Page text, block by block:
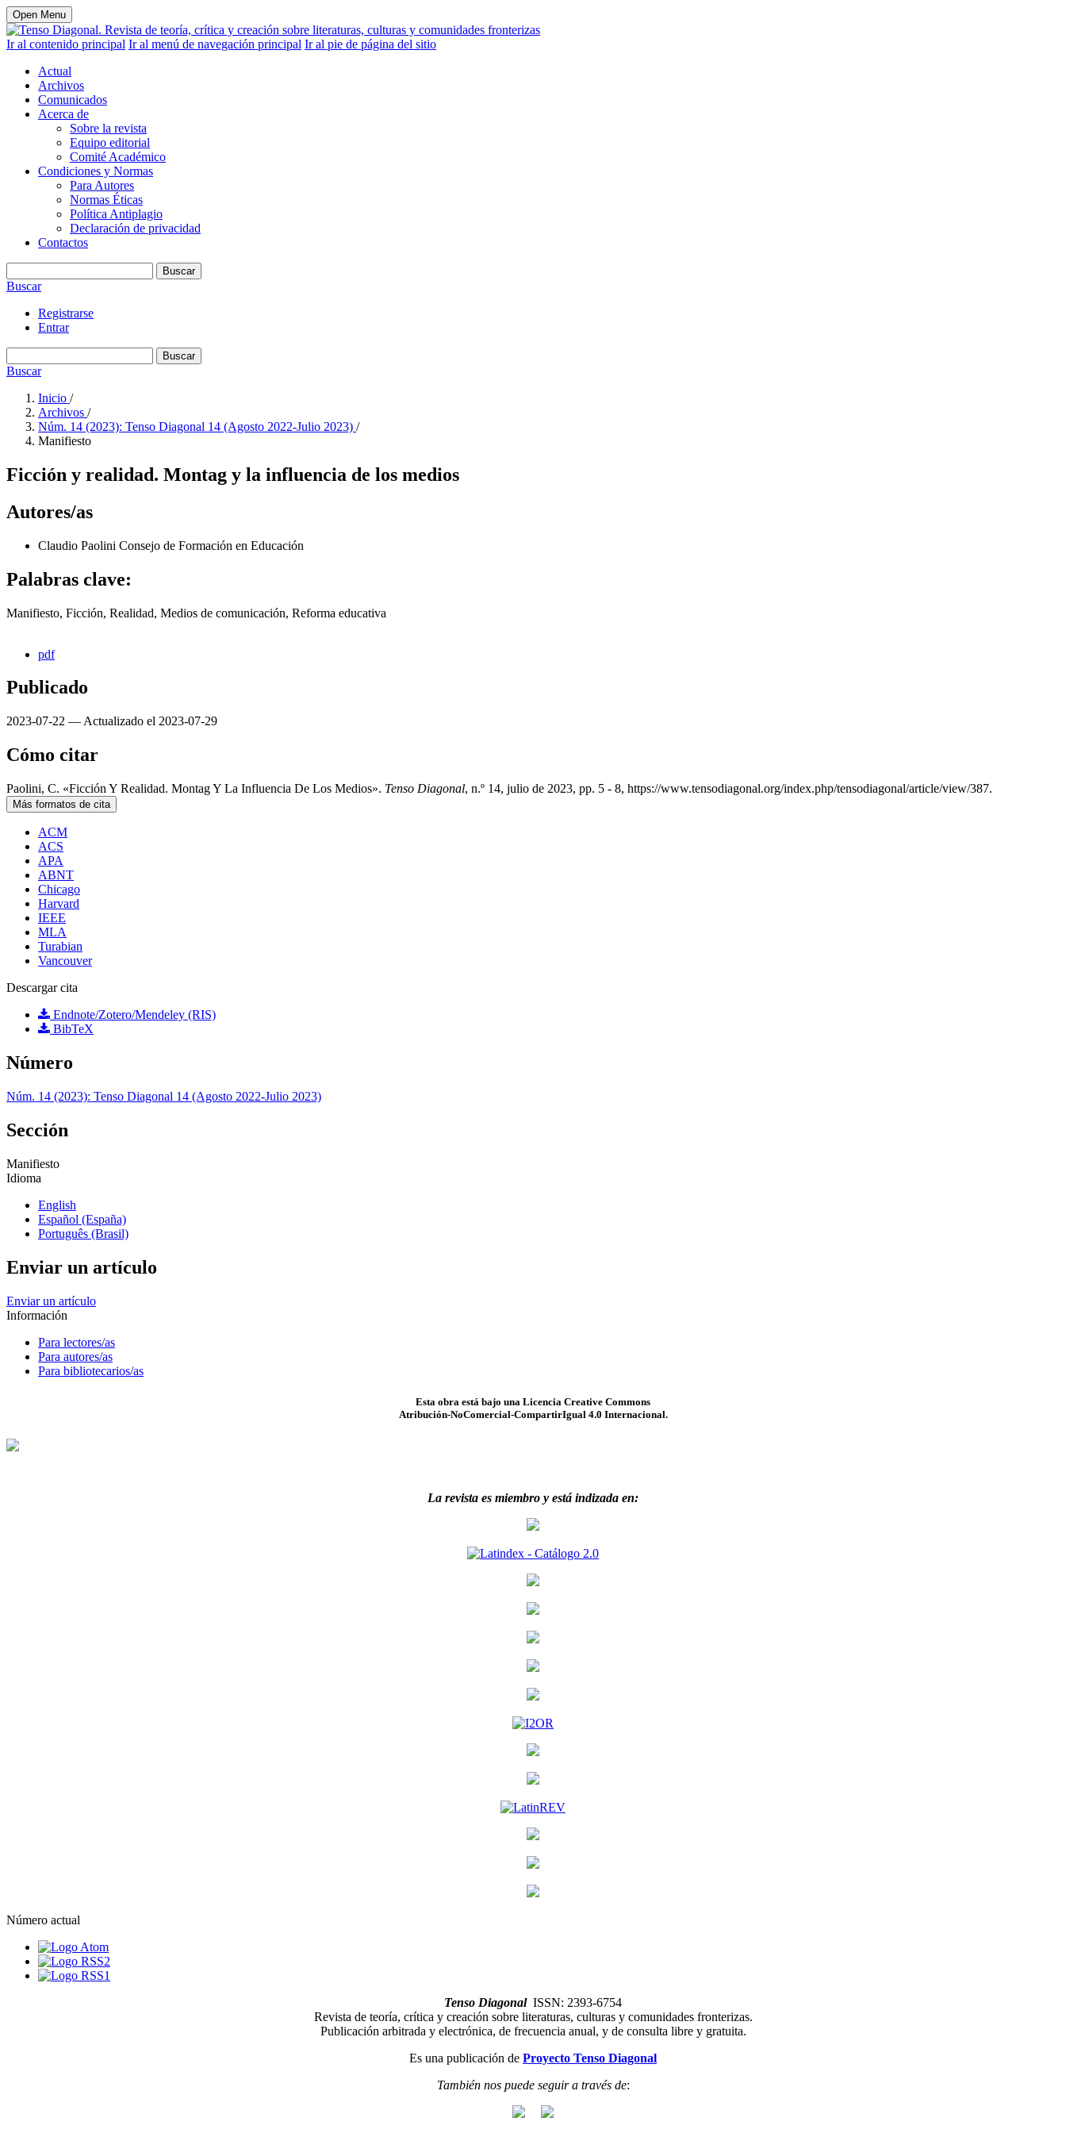
Open Menu
Ir al contenido principal Ir al menú de navegación principal Ir al pie de página del sitio
Actual
Archivos
Comunicados
Acerca de
Sobre la revista
Equipo editorial
Comité Académico
Condiciones y Normas
Para Autores
Normas Éticas
Política Antiplagio
Declaración de privacidad
Contactos
Buscar
Buscar
Registrarse
Entrar
Buscar
Buscar
Inicio /
Archivos /
Núm. 14 (2023): Tenso Diagonal 14 (Agosto 2022-Julio 2023) /
Manifiesto
Ficción y realidad. Montag y la influencia de los medios
Autores/as
Claudio Paolini Consejo de Formación en Educación
Palabras clave:
Manifiesto, Ficción, Realidad, Medios de comunicación, Reforma educativa
pdf
Publicado
2023-07-22 — Actualizado el 2023-07-29
Cómo citar
Paolini, C. «Ficción Y Realidad. Montag Y La Influencia De Los Medios». Tenso Diagonal, n.º 14, julio de 2023, pp. 5 - 8, https://www.tensodiagonal.org/index.php/tensodiagonal/article/view/387.
Más formatos de cita
ACM
ACS
APA
ABNT
Chicago
Harvard
IEEE
MLA
Turabian
Vancouver
Descargar cita
Endnote/Zotero/Mendeley (RIS)
BibTeX
Número
Núm. 14 (2023): Tenso Diagonal 14 (Agosto 2022-Julio 2023)
Sección
Manifiesto
Idioma
English
Español (España)
Português (Brasil)
Enviar un artículo
Enviar un artículo
Información
Para lectores/as
Para autores/as
Para bibliotecarios/as
Esta obra está bajo una Licencia Creative Commons
Atribución-NoComercial-CompartirIgual 4.0 Internacional.
La revista es miembro y está indizada en:
Número actual
Tenso Diagonal ISSN: 2393-6754
Revista de teoría, crítica y creación sobre literaturas, culturas y comunidades fronterizas.
Publicación arbitrada y electrónica, de frecuencia anual, y de consulta libre y gratuita.
Es una publicación de Proyecto Tenso Diagonal
También nos puede seguir a través de: